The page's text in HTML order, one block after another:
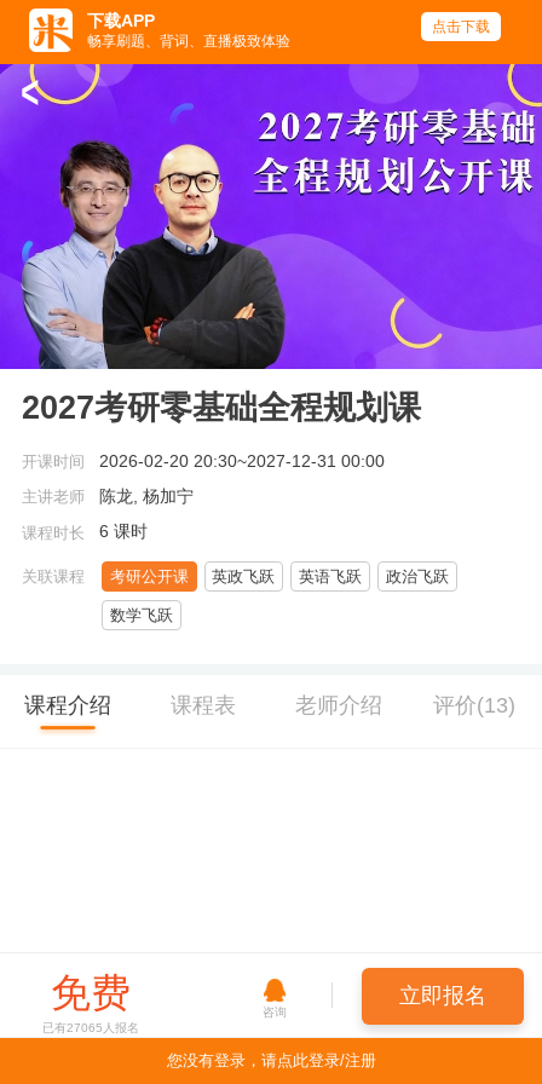
下载APP
畅享刷题、背词、直播极致体验
点击下载
<
2027考研零基础全程规划课
开课时间 2026-02-20 20:30~2027-12-31 00:00
主讲老师 陈龙, 杨加宁
课程时长 6 课时
关联课程 考研公开课 英政飞跃 英语飞跃 政治飞跃
数学飞跃
课程介绍 课程表 老师介绍 评价(13)
免费
已有27065 人报名
咨询
立即报名
您没有登录，请点此登录/注册